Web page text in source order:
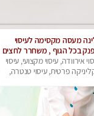
מעסה מקסימה לעיסוי
בכל הגוף , משחרר לחצים
את השרירים , להנאה
צלצל אלי עכשיו...
אירוודה, עיסוי מקצועי, עיסוי
פרטית, עיסוי טנטרה,